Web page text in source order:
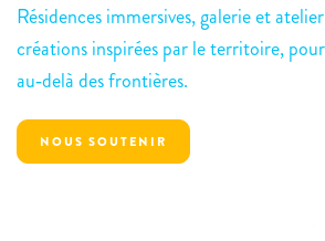
Résidences immersives, galerie et
créations inspirées par le territoire,
au‑delà des frontières.
NOUS SOUTENIR